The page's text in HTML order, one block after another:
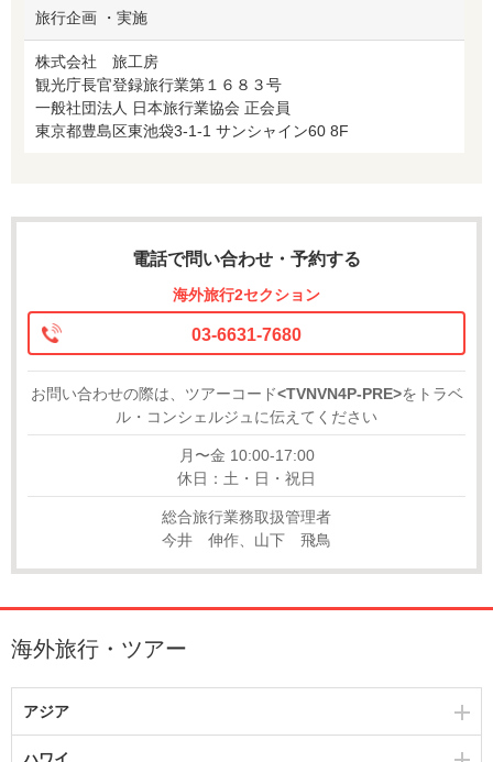
旅行企画 ・実施
株式会社 旅工房
観光庁長官登録旅行業第１６８３号
一般社団法人 日本旅行業協会 正会員
東京都豊島区東池袋3-1-1 サンシャイン60 8F
電話で問い合わせ・予約する
海外旅行2セクション
03-6631-7680
お問い合わせの際は、ツアーコード<TVNVN4P-PRE>をトラベ
ル・コンシェルジュに伝えてください
月〜金 10:00-17:00
休日：土・日・祝日
総合旅行業務取扱管理者
今井 伸作、山下 飛鳥
海外旅行・ツアー
アジア
ハワイ